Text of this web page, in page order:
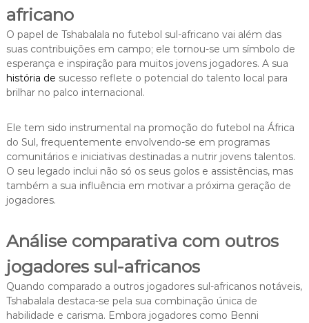
africano
O papel de Tshabalala no futebol sul-africano vai além das
suas contribuições em campo; ele tornou-se um símbolo de
esperança e inspiração para muitos jovens jogadores. A sua
história de sucesso reflete o potencial do talento local para
brilhar no palco internacional.
Ele tem sido instrumental na promoção do futebol na África
do Sul, frequentemente envolvendo-se em programas
comunitários e iniciativas destinadas a nutrir jovens talentos.
O seu legado inclui não só os seus golos e assistências, mas
também a sua influência em motivar a próxima geração de
jogadores.
Análise comparativa com outros
jogadores sul-africanos
Quando comparado a outros jogadores sul-africanos notáveis,
Tshabalala destaca-se pela sua combinação única de
habilidade e carisma. Embora jogadores como Benni